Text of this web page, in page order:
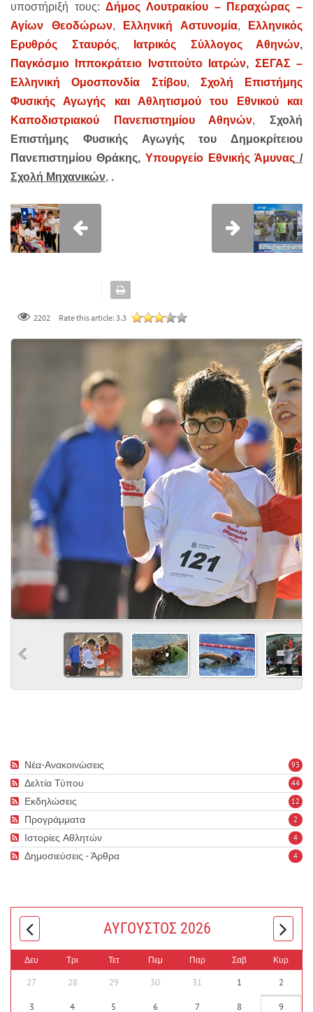
υποστήριξή τους:Δήμος Λουτρακίου – Περαχώρας –
Αγίων Θεοδώρων, Ελληνική Αστυνομία,
Ελληνικός
Ερυθρός Σταυρός, Ιατρικός Σύλλογος Αθηνών,
Παγκόσμιο Ιπποκράτειο Ινστιτούτο Ιατρών, ΣΕΓΑΣ –
Ελληνική Ομοσπονδία Στίβου, Σχολή Επιστήμης
Φυσικής Αγωγής και Αθλητισμού του Εθνικού και
Καποδιστριακού Πανεπιστημίου Αθηνών,Σχολή
Επιστήμης Φυσικής Αγωγής του Δημοκρίτειου
Πανεπιστημίου Θράκης, Υπουργείο Εθνικής Άμυνας /
Σχολή Μηχανικών, .
2202 Rate this article: 3.3
93
Νέα-Ανακοινώσεις
44
Δελτία Τύπου
12
Εκδηλώσεις
2
Προγράμματα
4
Ιστορίες Αθλητών
4
Δημοσιεύσεις - Άρθρα
ΑΎΓΟΥΣΤΟΣ 2026
Δευ Τρι Τετ Πεμ Παρ Σαβ Κυρ
27 28 29 30 31 1 2
3 4 5 6 7 8 9